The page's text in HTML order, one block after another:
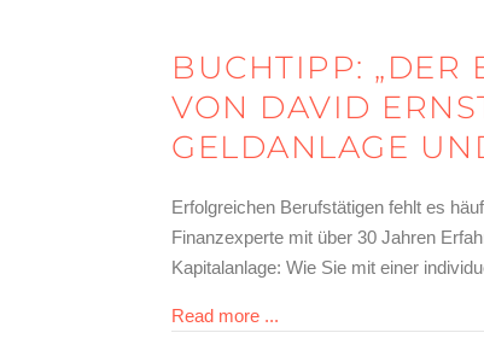
BUCHTIPP: „DER
VON DAVID
GELDANLAGE
Erfolgreichen Berufstätigen fehlt es
Finanzexperte mit über 30 Jahren
Kapitalanlage: Wie Sie mit einer
Read more ... about Buchtipp: „Der